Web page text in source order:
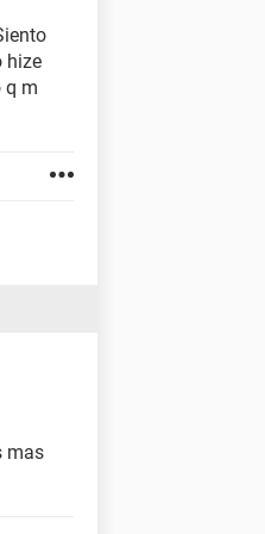
hize
q m
mas